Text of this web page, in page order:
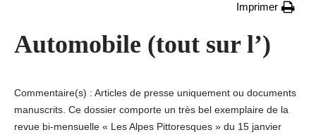
Imprimer
Automobile (tout sur l’)
Commentaire(s) : Articles de presse uniquement ou documents
manuscrits. Ce dossier comporte un très bel exemplaire de la
revue bi-mensuelle « Les Alpes Pittoresques » du 15 janvier